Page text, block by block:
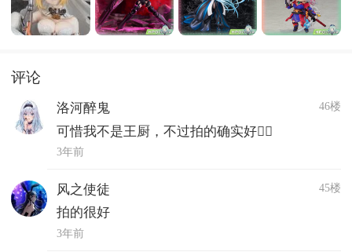
评论
洛河醉鬼 46楼
可惜我不是王厨，不过拍的确实好👌🏻
3年前
风之使徒 45楼
拍的很好
3年前